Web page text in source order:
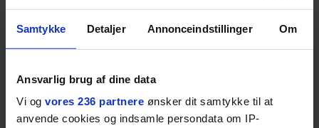
Samtykke Detaljer Annonceindstillinger Om
Ansvarlig brug af dine data
Vi og vores 236 partnere ønsker dit samtykke til at
anvende cookies og indsamle persondata om IP-
BOSS’ nye tennis-kollektion er relevant langt ud over
banen
Fra BOSS OPEN i Stuttgart til det kommende partnerskab
krydsfeltet mellem tennis, performance og moderne
livsstil.